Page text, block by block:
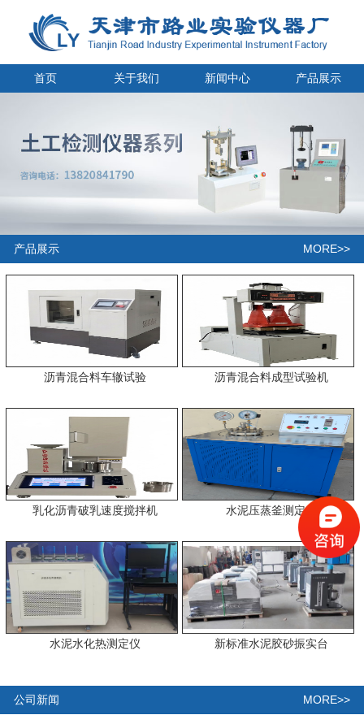
首页 关于我们 新闻中心 产品展示
产品展示 MORE>>
沥青混合料车辙试验 沥青混合料成型试验机
乳化沥青破乳速度搅拌机 水泥压蒸釜测定仪
水泥水化热测定仪 新标准水泥胶砂振实台
公司新闻 MORE>>